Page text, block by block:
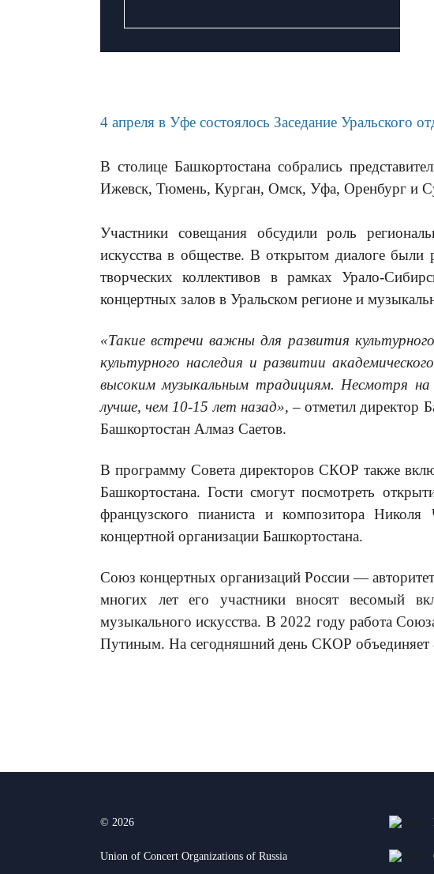
4 апреля в Уфе состоялось Заседание Уральского
В столице Башкортостана собрались
Ижевск, Тюмень, Курган, Омск, Уфа, Оренбург и
Участники совещания обсудили роль
искусства в обществе.В открытом диалоге были
творческих коллективов в рамках Урало-
концертных залов в Уральском регионе и
«Такие встречи важныдля развития
культурного наследия и развитии
высоким музыкальным традициям. Несмотря
лучше, чем 10-15 лет назад», – отметил директор
Башкортостан Алмаз Саетов.
В программу Совета директоров СКОР также
Башкортостана. Гости смогут посмотреть
французского пианиста и композитора
концертной организации Башкортостана.
Союз концертных организаций России —
многих лет его участники вносят весомый
музыкального искусства. В 2022 году работа
Путиным. На сегодняшний день СКОР объединяет
© 2026
Union of Concert Organizations of Russia